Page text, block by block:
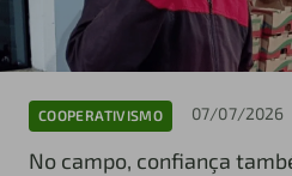
COOPERATIVISMO 07/07/2026
No campo, confiança